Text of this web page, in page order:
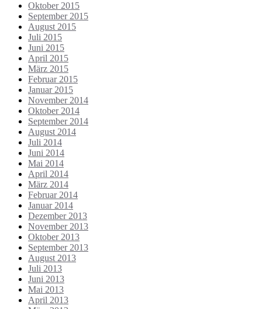
Oktober 2015
September 2015
August 2015
Juli 2015
Juni 2015
April 2015
März 2015
Februar 2015
Januar 2015
November 2014
Oktober 2014
September 2014
August 2014
Juli 2014
Juni 2014
Mai 2014
April 2014
März 2014
Februar 2014
Januar 2014
Dezember 2013
November 2013
Oktober 2013
September 2013
August 2013
Juli 2013
Juni 2013
Mai 2013
April 2013